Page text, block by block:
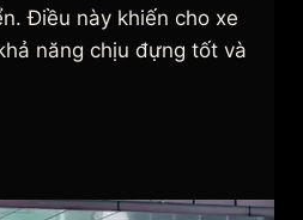
Điều này khiến cho xe
năng chịu đựng tốt và